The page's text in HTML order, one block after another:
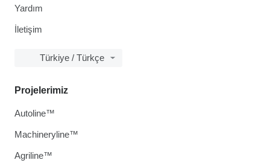
Yardım
İletişim
Türkiye / Türkçe
Projelerimiz
Autoline™
Machineryline™
Agriline™